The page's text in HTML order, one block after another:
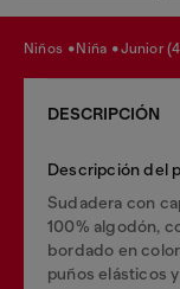
niños niña junior
DESCRIPCIÓN
Descripción del
Sudadera con
100% algodón,
bordado en
puños elásticos